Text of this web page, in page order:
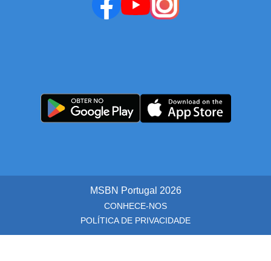
MSBN Portugal 2026
CONHECE-NOS
POLÍTICA DE PRIVACIDADE